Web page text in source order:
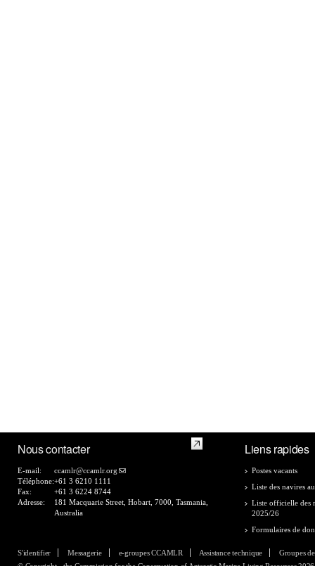
Nous contacter
E-mail:
ccamlr@ccamlr.org
Téléphone:+61 3 6210 1111
Fax:
+61 3 6224 8744
Adresse:
181 Macquarie Street, Hobart, 7000, Tasmania,
Australia
Liens rapides
Postes vacants
Liste des navires
Liste officielle des
2025/26
Formulaires de
S'identifier Messagerie e-groupes CCAMLR Assistance technique
Groupes